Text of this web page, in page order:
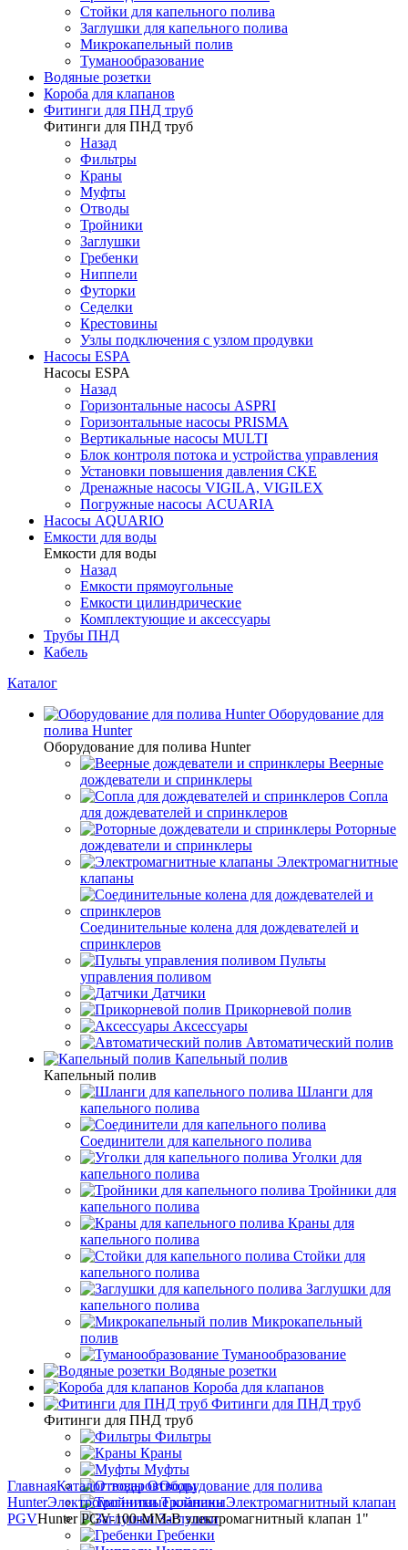
Стойки для капельного полива
Заглушки для капельного полива
Микрокапельный полив
Туманообразование
Водяные розетки
Короба для клапанов
Фитинги для ПНД труб
Фитинги для ПНД труб
Назад
Фильтры
Краны
Муфты
Отводы
Тройники
Заглушки
Гребенки
Ниппели
Футорки
Седелки
Крестовины
Узлы подключения с узлом продувки
Насосы ESPA
Насосы ESPA
Назад
Горизонтальные насосы ASPRI
Горизонтальные насосы PRISMA
Вертикальные насосы MULTI
Блок контроля потока и устройства управления
Установки повышения давления CKE
Дренажные насосы VIGILA, VIGILEX
Погружные насосы ACUARIA
Насосы AQUARIO
Емкости для воды
Емкости для воды
Назад
Емкости прямоугольные
Емкости цилиндрические
Комплектующие и аксессуары
Трубы ПНД
Кабель
Каталог
Оборудование для
полива Hunter
Оборудование для полива Hunter
Веерные
дождеватели и спринклеры
Сопла
для дождевателей и спринклеров
Роторные
дождеватели и спринклеры
Электромагнитные
клапаны
Соединительные колена для дождевателей и
спринклеров
Пульты
управления поливом
Датчики
Прикорневой полив
Аксессуары
Автоматический полив
Капельный полив
Капельный полив
Шланги для
капельного полива
Соединители для капельного полива
Уголки для
капельного полива
Тройники для
капельного полива
Краны для
капельного полива
Стойки для
капельного полива
Заглушки для
капельного полива
Микрокапельный
полив
Туманообразование
Водяные розетки
Короба для клапанов
Фитинги для ПНД труб
Фитинги для ПНД труб
Фильтры
Краны
Муфты
Отводы
Тройники
Заглушки
Гребенки
ГлавнаяКаталог товаровОборудование для полива
HunterЭлектромагнитные клапаныЭлектромагнитный клапан
PGVHunter PGV-100-MM-B электромагнитный клапан 1"